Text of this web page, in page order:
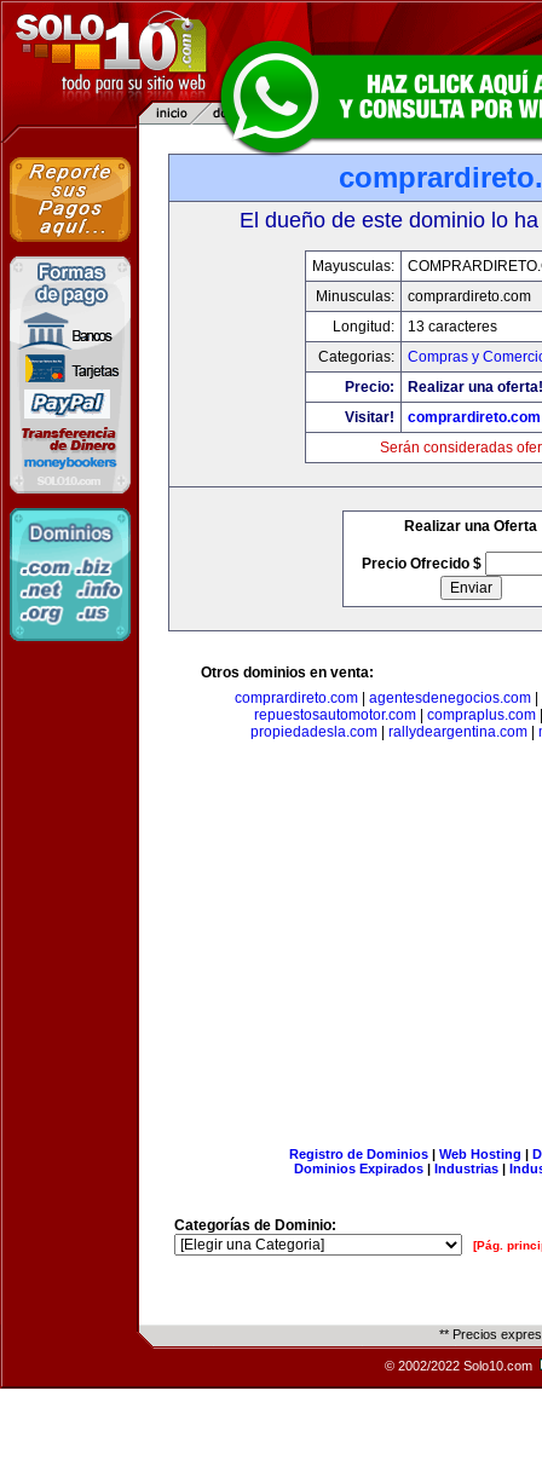
El dueño de este dominio lo
Mayusculas:
Minusculas:
comprardireto.com
Longitud:
13 caracteres
Categorias:
Compras y
Precio:
Realizar una oferta!
Visitar!
comprardireto.com
Serán consideradas
Realizar una Oferta
Precio Ofrecido $
Otros dominios en venta:
comprardireto.com| agentesdenegocios.com|
repuestosautomotor.com
compraplus.com
propiedadesla.com| rallydeargentina.com|
Registro de Dominios| Web Hosting |
Dominios Expirados | Industrias |
Categorías de Dominio:
[Pág.
** Precios
© 2002/2022 Solo10.com